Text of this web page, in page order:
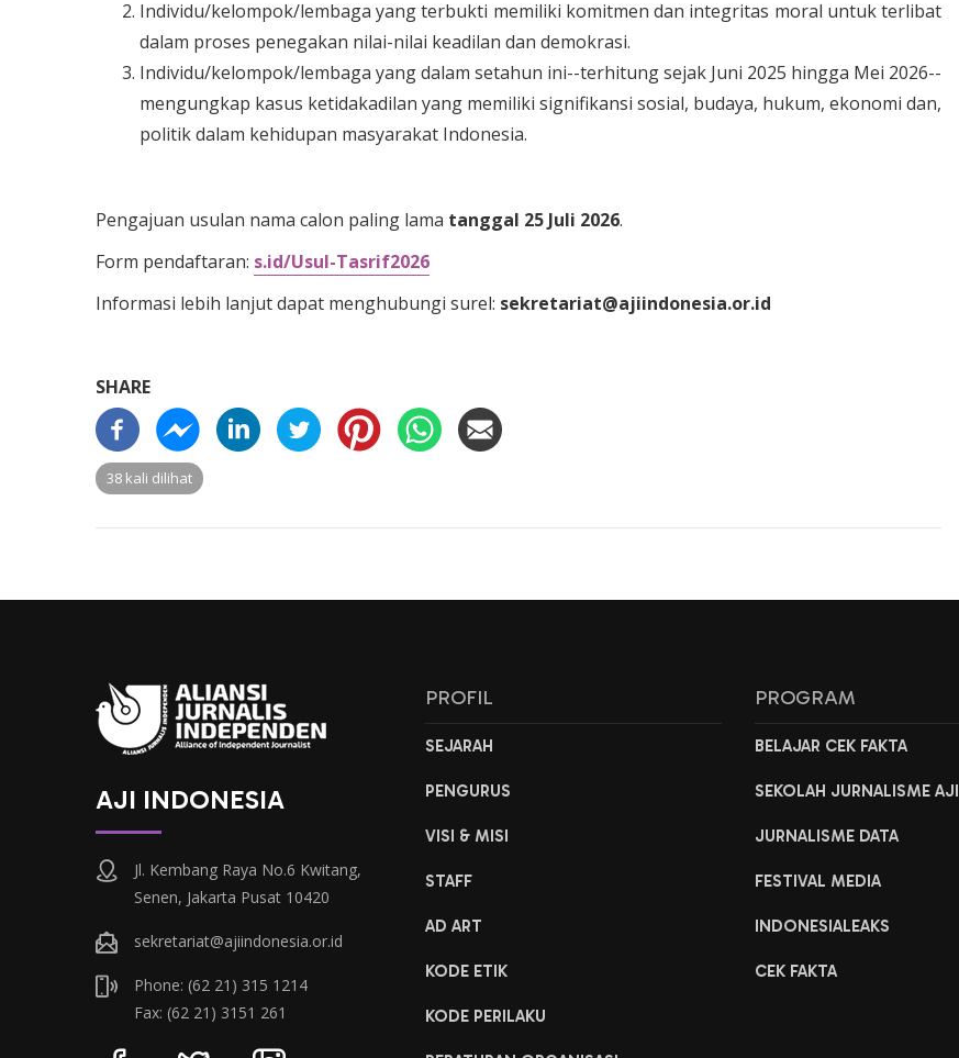
Individu/kelompok/lembaga yang terbukti memiliki komitmen dan integritas moral untuk terlibat
dalam proses penegakan nilai-nilai keadilan dan demokrasi.
Individu/kelompok/lembaga yang dalam setahun ini--terhitung sejak Juni 2025 hingga Mei 2026--
mengungkap kasus ketidakadilan yang memiliki signifikansi sosial, budaya, hukum, ekonomi dan,
politik dalam kehidupan masyarakat Indonesia.
Pengajuan usulan nama calon paling lama tanggal 25 Juli 2026.
Form pendaftaran: s.id/Usul-Tasrif2026
Informasi lebih lanjut dapat menghubungi surel: sekretariat@ajiindonesia.or.id
SHARE
38 kali dilihat
AJI INDONESIA
Jl. Kembang Raya No.6 Kwitang,
Senen, Jakarta Pusat 10420
sekretariat@ajiindonesia.or.id
Phone: (62 21) 315 1214
Fax: (62 21) 3151 261
PROFIL
SEJARAH
PENGURUS
VISI & MISI
STAFF
AD ART
KODE ETIK
KODE PERILAKU
PROGRAM
BELAJAR CEK FAKTA
SEKOLAH JURNALISME AJI
JURNALISME DATA
FESTIVAL MEDIA
INDONESIALEAKS
CEK FAKTA